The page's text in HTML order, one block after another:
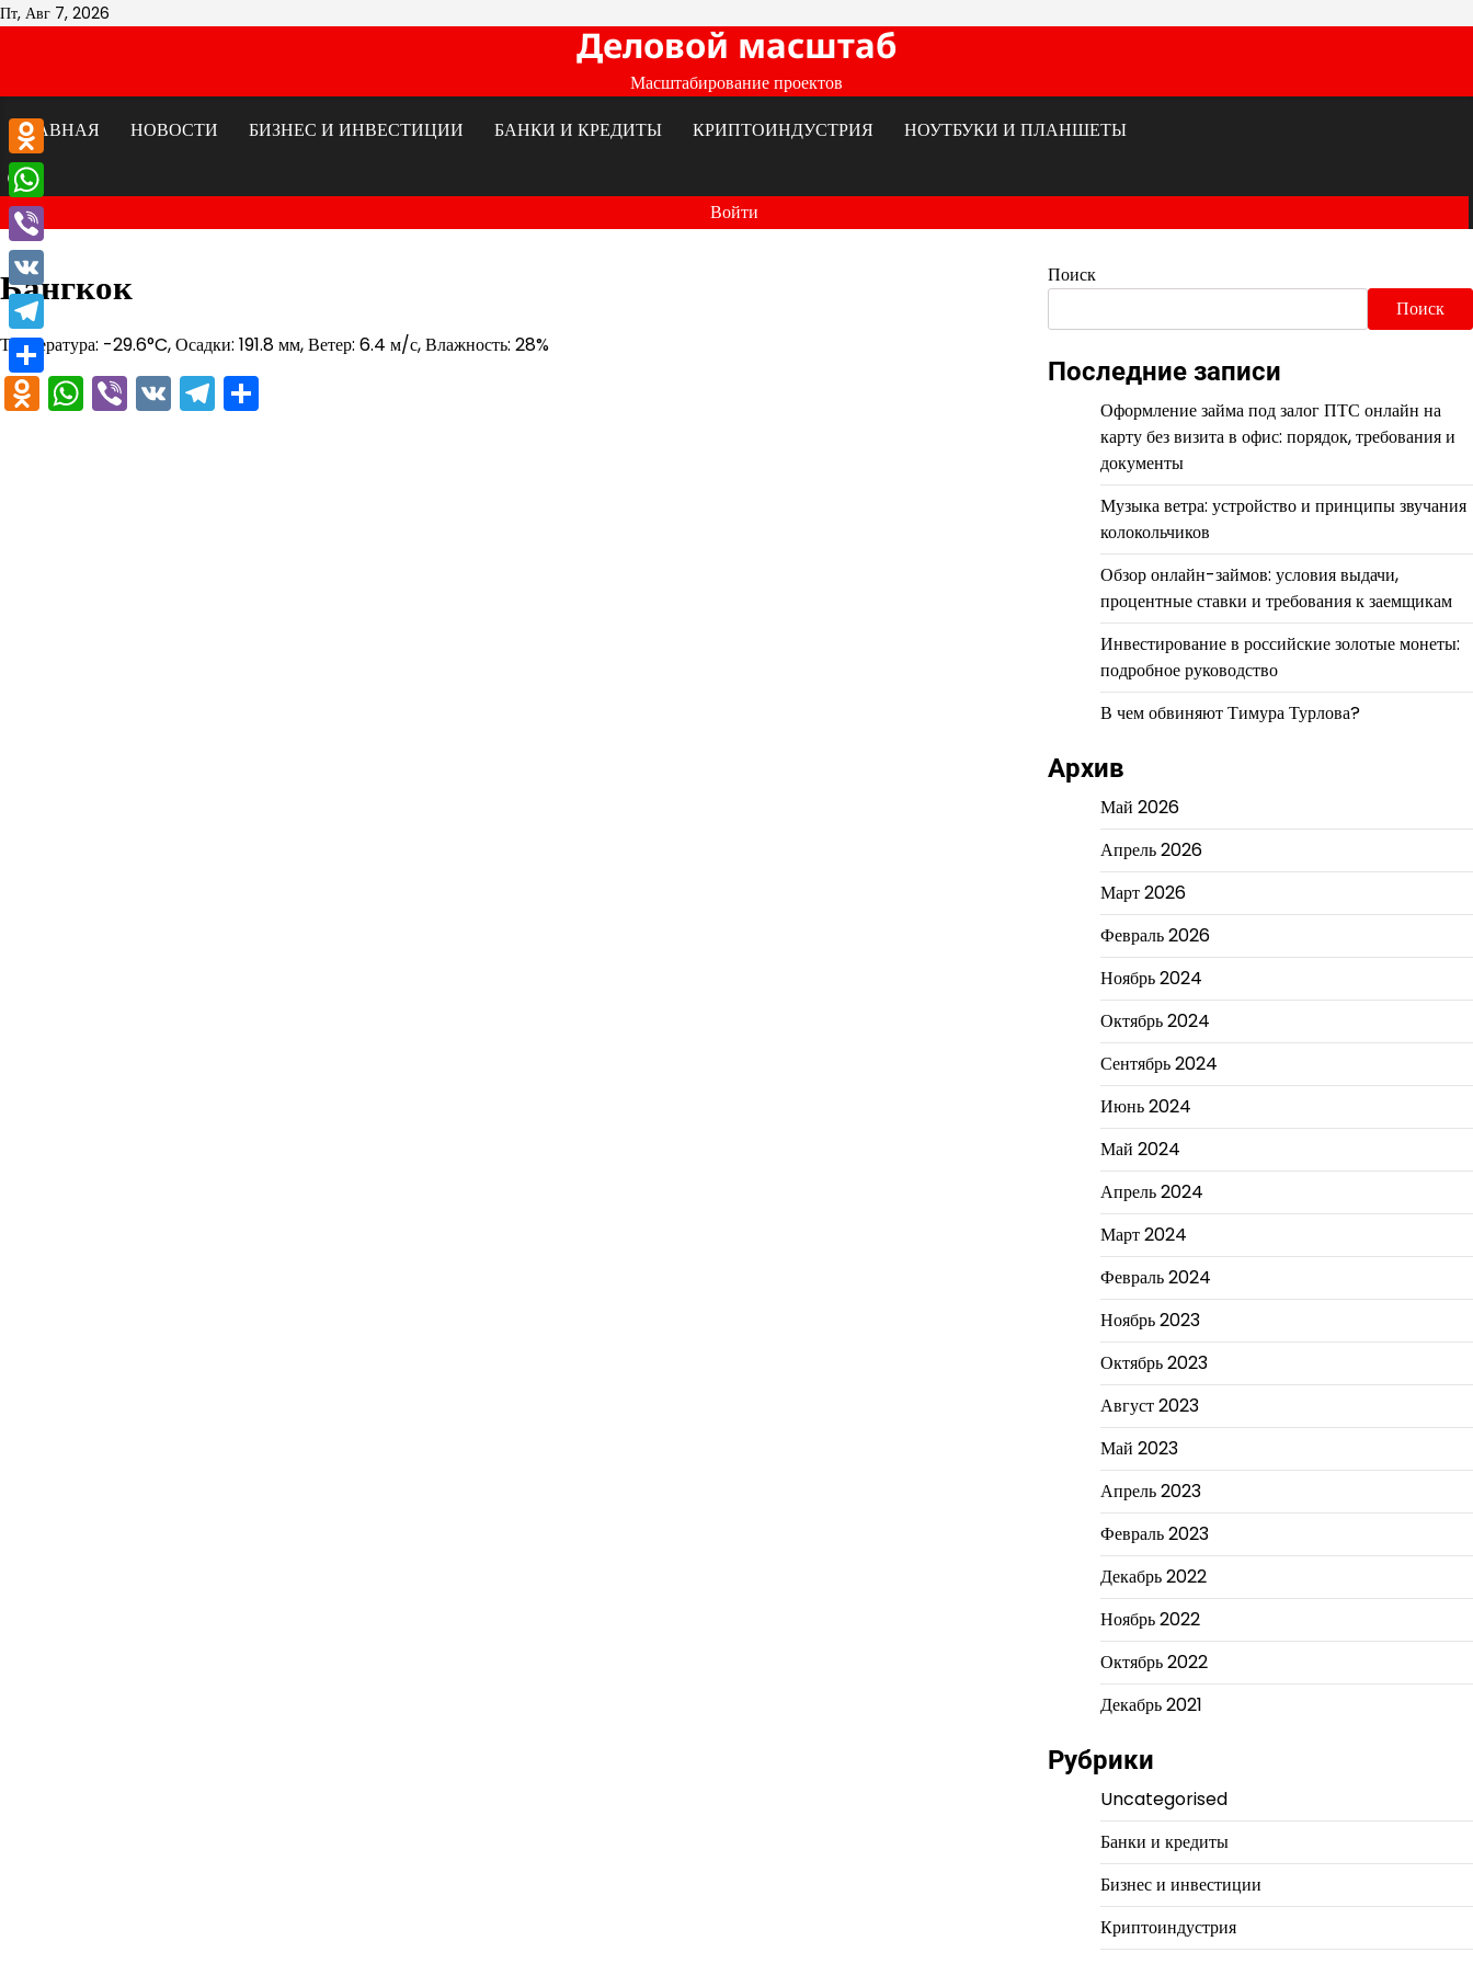
Перейти
Пт, Авг 7, 2026
Деловой масштаб
Масштабирование проектов
ГЛАВНАЯ
НОВОСТИ БИЗНЕС И ИНВЕСТИЦИИ БАНКИ И КРЕДИТЫ КРИПТОИНДУСТРИЯ НОУТБУКИ И ПЛАНШЕТЫ
Войти
Бангкок
Температура: -29.6°C, Осадки: 191.8 мм, Ветер: 6.4 м/с, Влажность: 28%
Odnoklassniki
WhatsApp
Viber
VKTelegram
Поиск
Поиск
Последние записи
Оформление займа под залог ПТС онлайн на
карту без визита в офис: порядок, требования и
документы
Музыка ветра: устройство и принципы звучания
колокольчиков
Обзор онлайн-займов: условия выдачи,
процентные ставки и требования к заемщикам
Инвестирование в российские золотые монеты:
подробное руководство
В чем обвиняют Тимура Турлова?
Архив
Май 2026
Апрель 2026
Март 2026
Февраль 2026
Ноябрь 2024
Октябрь 2024
Сентябрь 2024
Июнь 2024
Май 2024
Апрель 2024
Март 2024
Февраль 2024
Ноябрь 2023
Октябрь 2023
Август 2023
Май 2023
Апрель 2023
Февраль 2023
Декабрь 2022
Ноябрь 2022
Октябрь 2022
Декабрь 2021
Рубрики
Uncategorised
Банки и кредиты
Бизнес и инвестиции
Криптоиндустрия
Odnoklassniki
WhatsApp
Viber
VK
Telegram
Отправить